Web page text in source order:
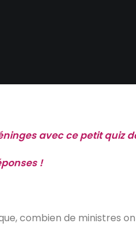
avec ce petit quiz
!
combien de ministres